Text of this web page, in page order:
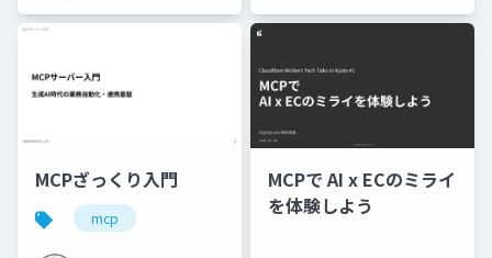
MCPざっくり入門
mcp
MCPで AI x ECのミライ
を体験しよう